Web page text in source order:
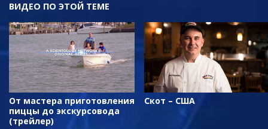
ВИДЕО ПО ЭТОЙ ТЕМЕ
От мастера приготовления
пиццы до экскурсовода
(трейлер)
Скот – США